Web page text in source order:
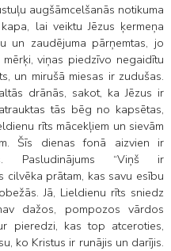
augšāmcelšanās notikuma
lai veiktu Jēzus ķermeņa
un zaudējuma pārņemtas, jo
viņas piedzīvo negaidītu
un mirušā miesas ir zudušas.
drānās, sakot, ka Jēzus ir
tās bēg no kapsētas,
rīts mācekļiem un sievām
Šīs dienas fonā aizvien ir
Pasludinājums “Viņš ir
cilvēka prātam, kas savu esību
Jā, Lieldienu rīts sniedz
dažos, pompozos vārdos
pieredzi, kas top atceroties,
ko Kristus ir runājis un darījis.